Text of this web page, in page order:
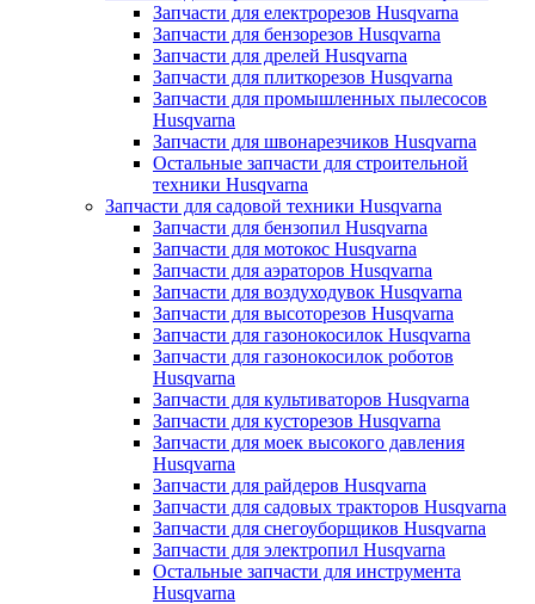
Запчасти для електрорезов Husqvarna
Запчасти для бензорезов Husqvarna
Запчасти для дрелей Husqvarna
Запчасти для плиткорезов Husqvarna
Запчасти для промышленных пылесосов
Husqvarna
Запчасти для швонарезчиков Husqvarna
Остальные запчасти для строительной
техники Husqvarna
Запчасти для садовой техники Husqvarna
Запчасти для бензопил Husqvarna
Запчасти для мотокос Husqvarna
Запчасти для аэраторов Husqvarna
Запчасти для воздуходувок Husqvarna
Запчасти для высоторезов Husqvarna
Запчасти для газонокосилок Husqvarna
Запчасти для газонокосилок роботов
Husqvarna
Запчасти для культиваторов Husqvarna
Запчасти для кусторезов Husqvarna
Запчасти для моек высокого давления
Husqvarna
Запчасти для райдеров Husqvarna
Запчасти для садовых тракторов Husqvarna
Запчасти для снегоуборщиков Husqvarna
Запчасти для электропил Husqvarna
Остальные запчасти для инструмента
Husqvarna